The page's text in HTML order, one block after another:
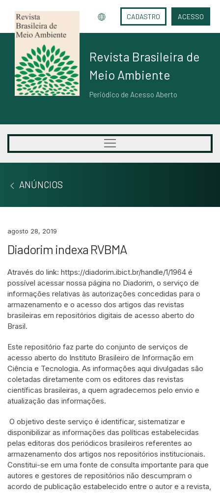
CADASTRO ACESSO
Revista Brasileira de
Meio Ambiente
Periódico de Acesso Aberto
ANÚNCIOS
agosto 28, 2019
Diadorim indexa RVBMA
Através do link: https://diadorim.ibict.br/handle/1/1964 é
possível acessar nossa página no Diadorim, o serviço de
informações relativas às autorizações concedidas para o
armazenamento e o acesso dos artigos das revistas
brasileiras em repositórios digitais de acesso aberto do
Brasil.
Este repositório faz parte do conjunto de serviços de
acesso aberto do Instituto Brasileiro de Informação em
Ciência e Tecnologia. As informações aqui divulgadas são
coletadas diretamente com os editores das revistas
científicas brasileiras, a quem agradecemos pelo envio e
atualização das informações.
O objetivo deste serviço é identificar, sistematizar e
disponibilizar as informações das políticas estabelecidas
pelas editoras dos periódicos brasileiros referentes ao
armazenamento dos artigos nos repositórios institucionais.
Constitui-se em uma fonte de consulta importante para que
autores e gestores de repositórios não descumpram o
acordo de publicação estabelecido entre o autor e a revista,